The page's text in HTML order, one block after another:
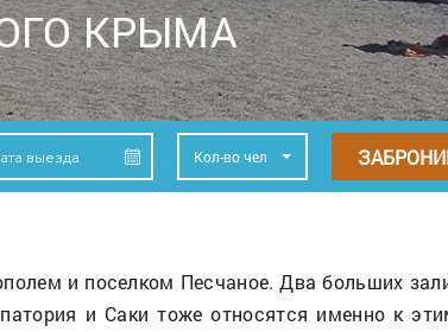
КРЫМА
Кол-во чел
и поселком Песчаное. Два больших
и Саки тоже относятся именно к